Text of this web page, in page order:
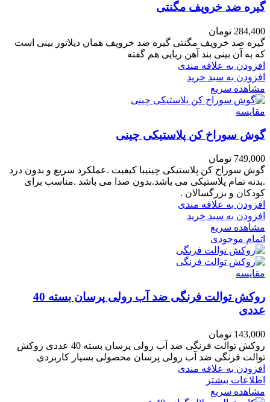
گیره ضد خروپف مگنتی
284,400 تومان
گیره ضد خروپف مگنتی گیره ضد خروپف همان دیلاتور بینی است
که به آن بینی بند آهن ربایی هم گفته
افزودن به علاقه مندی
افزودن به سبد خرید
مشاهده سریع
مقایسه
گوش سوراخ کن پلاستیکی چینی
749,000 تومان
گوش سوراخ کن پلاستیکی چینیبا کیفیت .عملکرد سریع و بدون درد
.بدنه تمام پلاستیکی می باشد.بدون صدا می باشد .مناسب برای
کودکان و بزرگسالان .
افزودن به علاقه مندی
افزودن به سبد خرید
مشاهده سریع
اتمام موجودی
مقایسه
روکش توالت فرنگی ضد آب رولی پرسان بسته 40
عددی
143,000 تومان
روکش توالت فرنگی ضد آب رولی پرسان بسته 40 عددی روکش
توالت فرنگی ضد آب رولی پرسان محصولی بسیار کاربردی
افزودن به علاقه مندی
اطلاعات بیشتر
مشاهده سریع